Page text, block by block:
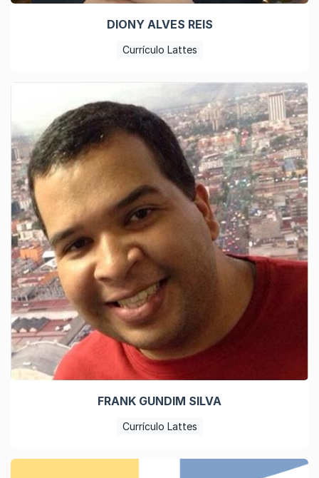
DIONY ALVES REIS
Currículo Lattes
FRANK GUNDIM SILVA
Currículo Lattes